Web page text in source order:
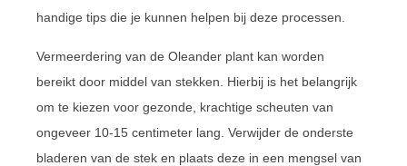
handige tips die je kunnen helpen bij deze processen.
Vermeerdering van de Oleander plant kan worden
bereikt door middel van stekken. Hierbij is het belangrijk
om te kiezen voor gezonde, krachtige scheuten van
ongeveer 10-15 centimeter lang. Verwijder de onderste
bladeren van de stek en plaats deze in een mengsel van